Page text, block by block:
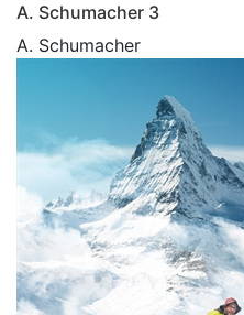
A. Schumacher 3
A. Schumacher